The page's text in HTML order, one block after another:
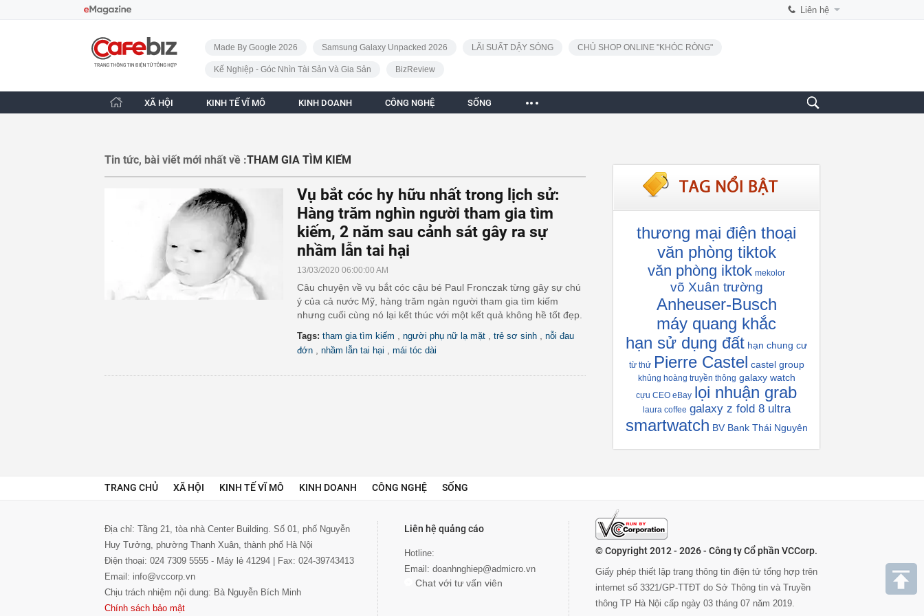
Liên hệ
CafeBiz - Trang chủ
Made By Google 2026
Samsung Galaxy Unpacked 2026 LÃI SUẤT DẬY SÓNG CHỦ SHOP ONLINE "KHÓC RÒNG"
Kế Nghiệp - Góc Nhìn Tài Sản Và Gia Sản BizReview
XÃ HỘI KINH TẾ VĨ MÔ KINH DOANH CÔNG NGHỆ SỐNG
Tin tức, bài viết mới nhất về :THAM GIA TÌM KIẾM
Vụ bắt cóc hy hữu nhất trong lịch sử:
Hàng trăm nghìn người tham gia tìm
kiếm, 2 năm sau cảnh sát gây ra sự
nhầm lẫn tai hại
13/03/2020 06:00:00 AM
Câu chuyện về vụ bắt cóc cậu bé Paul Fronczak từng gây sự chú
ý của cả nước Mỹ, hàng trăm ngàn người tham gia tìm kiếm
nhưng cuối cùng nó lại kết thúc với một kết quả không hề tốt đẹp.
Tags: tham gia tìm kiếm người phụ nữ lạ mặt trẻ sơ sinh
nỗi đau
đớn
nhầm lẫn tai hại mái tóc dài
thương mại điện thoại
văn phòng tiktok
văn phòng iktok mekolor
võ Xuân trường
Anheuser-Busch
máy quang khắc
hạn sử dụng đất hạn chung cư
từ thứ Pierre Castel castel group
khủng hoàng truyền thông galaxy watch
cựu CEO eBay lọi nhuận grab
laura coffee galaxy z fold 8 ultra
smartwatch BV Bank Thái Nguyên
TRANG CHỦ XÃ HỘI KINH TẾ VĨ MÔ KINH DOANH CÔNG NGHỆ SỐNG
Địa chỉ: Tầng 21, tòa nhà Center Building. Số 01, phố Nguyễn
Huy Tưởng, phường Thanh Xuân, thành phố Hà Nội
Điện thoại: 024 7309 5555 - Máy lẻ 41294 | Fax: 024-39743413
Email: info@vccorp.vn
Chịu trách nhiệm nội dung: Bà Nguyễn Bích Minh
Chính sách bảo mật
Liên hệ quảng cáo
Hotline:
Email: doanhnghiep@admicro.vn
Chat với tư vấn viên
© Copyright 2012 - 2026 - Công ty Cổ phần VCCorp.
Giấy phép thiết lập trang thông tin điện tử tổng hợp trên
internet số 3321/GP-TTĐT do Sở Thông tin và Truyền
thông TP Hà Nội cấp ngày 03 tháng 07 năm 2019.